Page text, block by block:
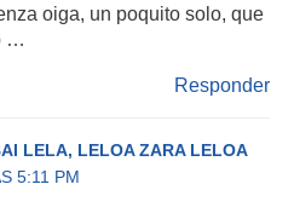
oiga, un poquito solo, que
…
Responder
LELA, LELOA ZARA LELOA
5:11 PM